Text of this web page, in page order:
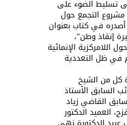
تسليط الضوء على
مشروع التجمع حول
في كتاب بعنوان
إنقاذ وطن”،
اللامركزية الإنمائية
في ظل التعددية
كل من الشيخ
السابق الأستاذ
القاضي زياد
العميد الدكتور